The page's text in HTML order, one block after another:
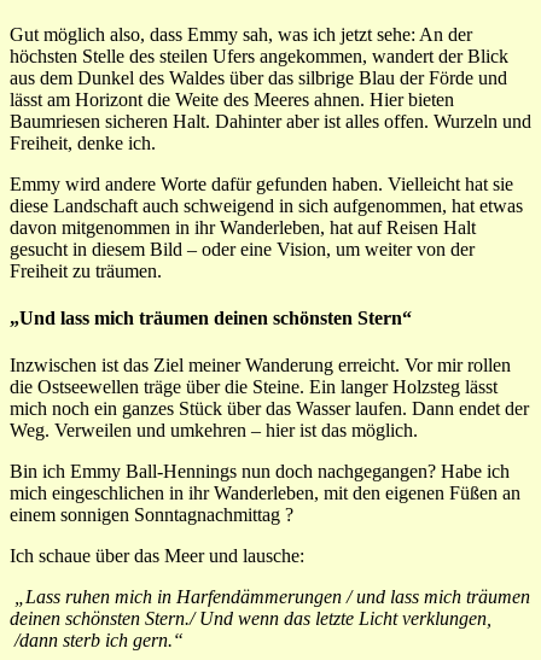
Gut möglich also, dass Emmy sah, was ich jetzt sehe: An der
höchsten Stelle des steilen Ufers angekommen, wandert der Blick
aus dem Dunkel des Waldes über das silbrige Blau der Förde und
lässt am Horizont die Weite des Meeres ahnen. Hier bieten
Baumriesen sicheren Halt. Dahinter aber ist alles offen. Wurzeln und
Freiheit, denke ich.
Emmy wird andere Worte dafür gefunden haben. Vielleicht hat sie
diese Landschaft auch schweigend in sich aufgenommen, hat etwas
davon mitgenommen in ihr Wanderleben, hat auf Reisen Halt
gesucht in diesem Bild – oder eine Vision, um weiter von der
Freiheit zu träumen.
„Und lass mich träumen deinen schönsten Stern“
Inzwischen ist das Ziel meiner Wanderung erreicht. Vor mir rollen
die Ostseewellen träge über die Steine. Ein langer Holzsteg lässt
mich noch ein ganzes Stück über das Wasser laufen. Dann endet der
Weg. Verweilen und umkehren – hier ist das möglich.
Bin ich Emmy Ball-Hennings nun doch nachgegangen? Habe ich
mich eingeschlichen in ihr Wanderleben, mit den eigenen Füßen an
einem sonnigen Sonntagnachmittag ?
Ich schaue über das Meer und lausche:
„Lass ruhen mich in Harfendämmerungen / und lass mich träumen
deinen schönsten Stern./Und wenn das letzte Licht verklungen,
/dann sterb ich gern.“